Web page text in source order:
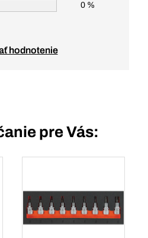
0 %
hodnotenie
pre Vás: